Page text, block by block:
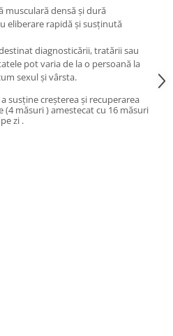
musculară densă și dură
eliberare rapidă și susținută
diagnosticării, tratării sau
pot varia de la o persoană la
sexul și vârsta.
susține creșterea și recuperarea
măsuri ) amestecat cu 16 măsuri
zi .